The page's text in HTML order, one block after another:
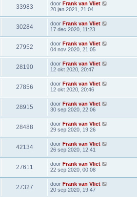
33983 door Frank van Vliet
20 jan 2021, 21:04
30284 door Frank van Vliet
17 dec 2020, 11:23
27952 door Frank van Vliet
04 nov 2020, 21:05
28190 door Frank van Vliet
12 okt 2020, 20:47
27856 door Frank van Vliet
12 okt 2020, 20:46
28915 door Frank van Vliet
30 sep 2020, 22:06
28488 door Frank van Vliet
29 sep 2020, 19:26
42134 door Frank van Vliet
26 sep 2020, 12:41
27611 door Frank van Vliet
22 sep 2020, 00:08
27327 door Frank van Vliet
20 sep 2020, 19:47